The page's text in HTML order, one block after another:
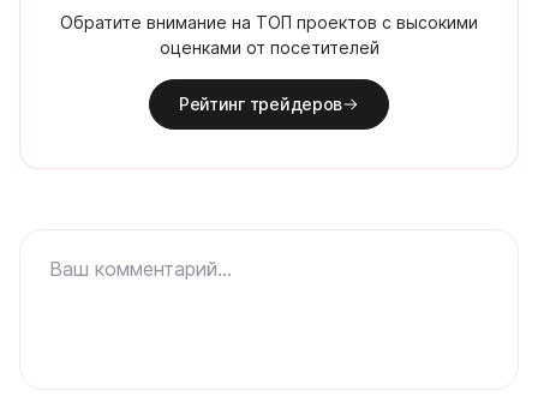
Обратите внимание на ТОП проектов с высокими
оценками от посетителей
Рейтинг трейдеров
Ваш комментарий...